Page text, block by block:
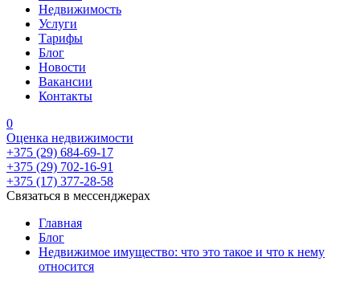
Недвижимость
Услуги
Тарифы
Блог
Новости
Вакансии
Контакты
0
Оценка недвижимости
+375 (29) 684-69-17
+375 (29) 702-16-91
+375 (17) 377-28-58
Связаться в мессенджерах
Главная
Блог
Недвижимое имущество: что это такое и что к нему
относится